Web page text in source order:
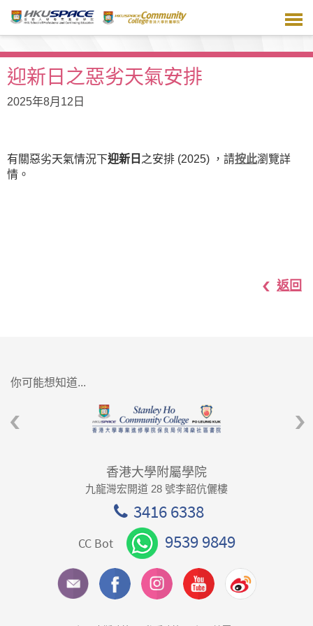
主
容迎新日之惡劣天氣安排
2025年8月12日
有關惡劣天氣情況下迎新日 之安排 (2025) ，請按此瀏覽詳
情。
返回
你可能想知道...
香港大學附屬學院
九龍灣宏開道 28 號李韶伉儷樓
3416 6338
CC Bot 9539 9849